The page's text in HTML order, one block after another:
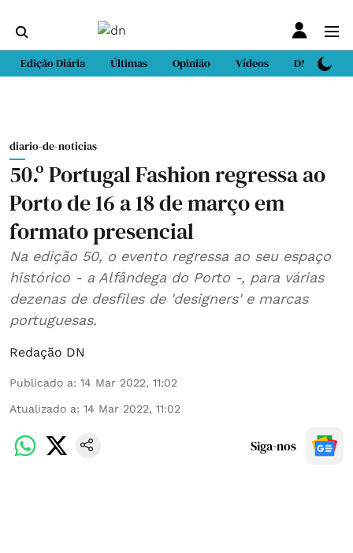
Edição Diária Últimas Opinião Vídeos DN Sport
diario-de-noticias
50.º Portugal Fashion regressa ao
Porto de 16 a 18 de março em
formato presencial
Na edição 50, o evento regressa ao seu espaço
histórico - a Alfândega do Porto -, para várias
dezenas de desfiles de 'designers' e marcas
portuguesas.
Redação DN
Publicado a: 14 Mar 2022, 11:02
Atualizado a: 14 Mar 2022, 11:02
Siga-nos